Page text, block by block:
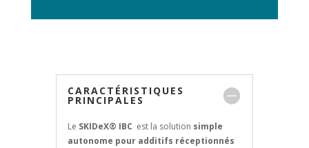
CARACTÉRISTIQUES
PRINCIPALES
Le SKIDeX® IBC est la solution simple
autonome pour additifs réceptionnés